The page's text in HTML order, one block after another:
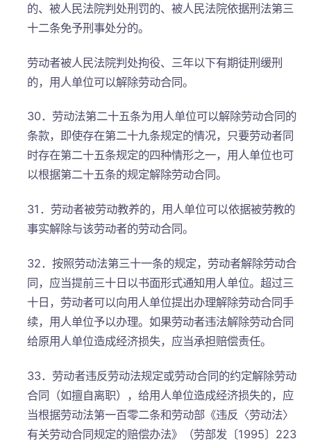
的、被人民法院判处刑罚的、被人民法院依据刑法第三
十二条免予刑事处分的。
劳动者被人民法院判处拘役、三年以下有期徒刑缓刑
的，用人单位可以解除劳动合同。
30．劳动法第二十五条为用人单位可以解除劳动合同的
条款，即使存在第二十九条规定的情况，只要劳动者同
时存在第二十五条规定的四种情形之一，用人单位也可
以根据第二十五条的规定解除劳动合同。
31．劳动者被劳动教养的，用人单位可以依据被劳教的
事实解除与该劳动者的劳动合同。
32．按照劳动法第三十一条的规定，劳动者解除劳动合
同，应当提前三十日以书面形式通知用人单位。超过三
十日，劳动者可以向用人单位提出办理解除劳动合同手
续，用人单位予以办理。如果劳动者违法解除劳动合同
给原用人单位造成经济损失，应当承担赔偿责任。
33．劳动者违反劳动法规定或劳动合同的约定解除劳动
合同（如擅自离职），给用人单位造成经济损失的，应
当根据劳动法第一百零二条和劳动部《违反〈劳动法〉
有关劳动合同规定的赔偿办法》（劳部发〔1995〕223